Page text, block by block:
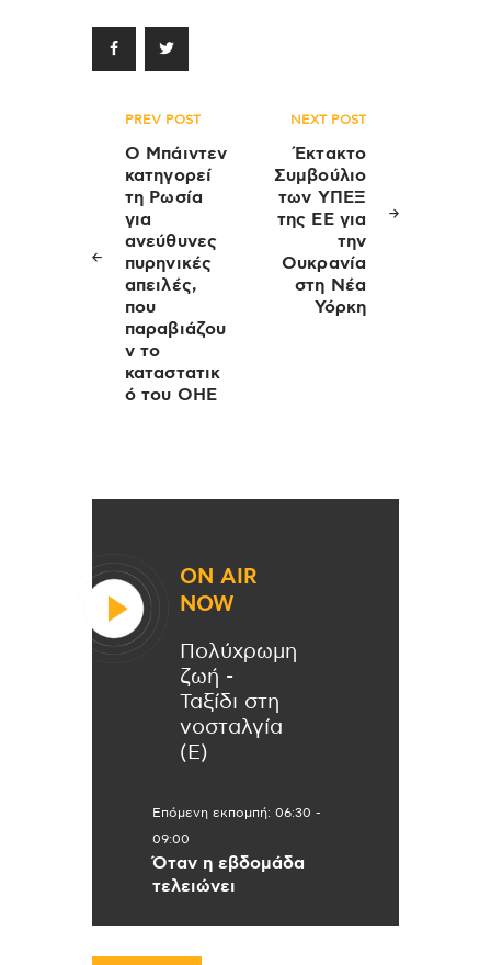
Πλοήγηση
άρθρων
PREV POST
Ο Μπάιντεν
κατηγορεί
τη Ρωσία
για
ανεύθυνες
πυρηνικές
απειλές,
που
παραβιάζου
ν το
καταστατικ
ό του ΟΗΕ
NEXT POST
Έκτακτο
Συμβούλιο
των ΥΠΕΞ
της ΕΕ για
την
Ουκρανία
στη Νέα
Υόρκη
ON AIR
NOW
Πολύχρωμη
ζωή -
Ταξίδι στη
νοσταλγία
(Ε)
Επόμενη εκπομπή: 06:30 -
09:00
Όταν η εβδομάδα
τελειώνει